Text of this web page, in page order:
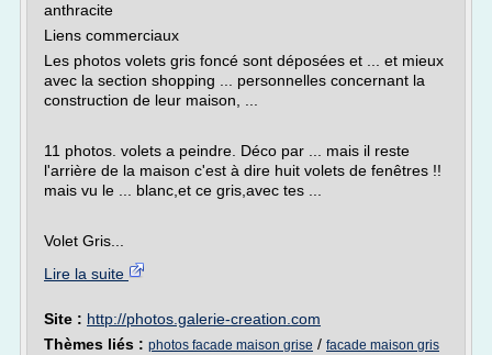
anthracite
Liens commerciaux
Les photos volets gris foncé sont déposées et ... et mieux
avec la section shopping ... personnelles concernant la
construction de leur maison, ...
11 photos. volets a peindre. Déco par ... mais il reste
l'arrière de la maison c'est à dire huit volets de fenêtres !!
mais vu le ... blanc,et ce gris,avec tes ...
Volet Gris...
Lire la suite
Site : http://photos.galerie-creation.com
Thèmes liés : photos facade maison grise / facade maison gris